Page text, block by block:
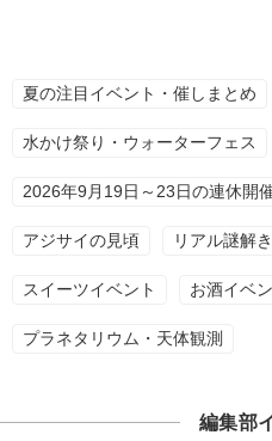
夏の注目イベント・催しまとめ
水かけ祭り・ウォーターフェス
2026年9月19日～23日の連休開
アジサイの見頃 リアル謎解
スイーツイベント お酒イベ
プラネタリウム・天体観測
編集部